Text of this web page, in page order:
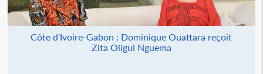
Côte d'Ivoire-Gabon : Dominique Ouattara reçoit
Zita Oligui Nguema